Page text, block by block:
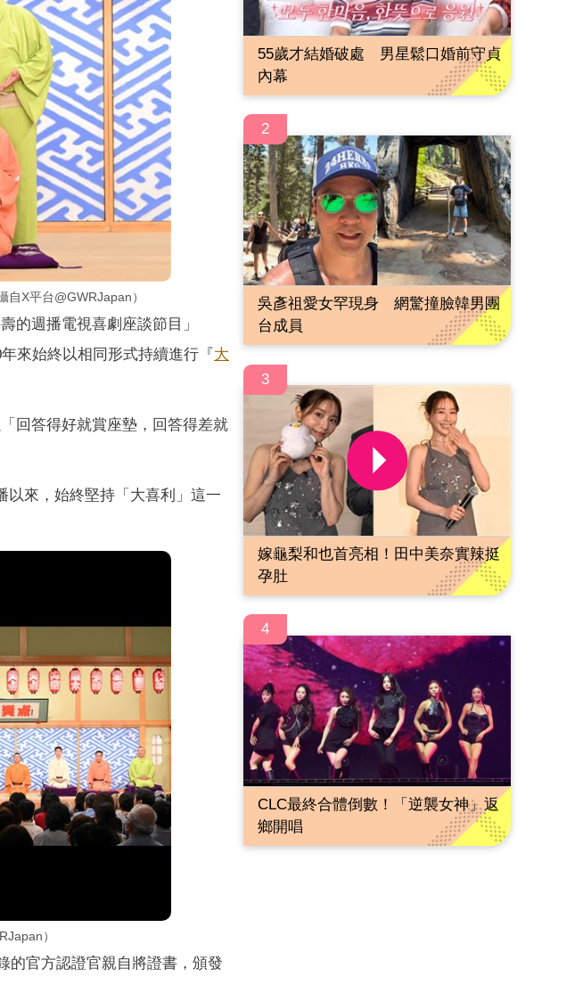
X平台@GWRJapan）
的週播電視喜劇座談節目」
來始終以相同形式持續進行『大
回答得好就賞座墊，回答得差就
以來，始終堅持「大喜利」這一
）
的官方認證官親自將證書，頒發
55歲才結婚破處 男星鬆口婚前守貞
內幕
2
吳彥祖愛女罕現身 網驚撞臉韓男團
台成員
3
嫁龜梨和也首亮相！田中美奈實辣挺
孕肚
4
CLC最終合體倒數！「逆襲女神」返
鄉開唱